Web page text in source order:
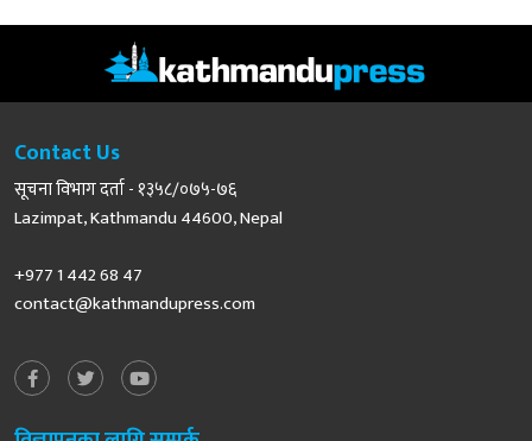
Contact Us
सूचना विभाग दर्ता - १३५८/०७५-७६
Lazimpat, Kathmandu 44600, Nepal
+977 1 442 68 47
contact@kathmandupress.com